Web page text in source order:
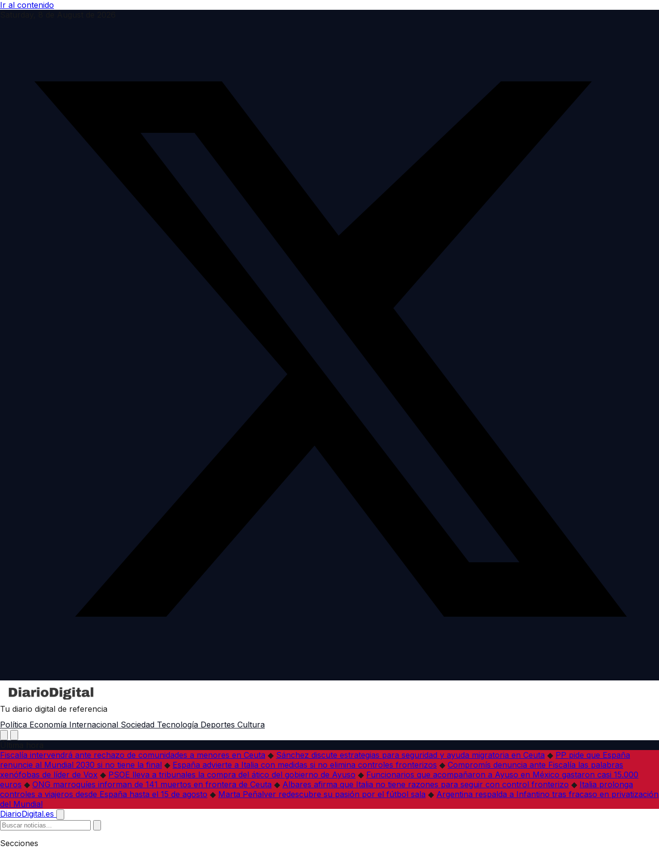
Ir al contenido
Tu diario digital de referencia
Política Economía Internacional Sociedad Tecnología Deportes Cultura
Fiscalía intervendrá ante rechazo de comunidades a menores en Ceuta ◆ Sánchez discute estrategias para seguridad y ayuda migratoria en Ceuta ◆ PP pide que España
renuncie al Mundial 2030 si no tiene la final ◆ España advierte a Italia con medidas si no elimina controles fronterizos ◆ Compromís denuncia ante Fiscalía las palabras
xenófobas de líder de Vox ◆ PSOE lleva a tribunales la compra del ático del gobierno de Ayuso ◆ Funcionarios que acompañaron a Ayuso en México gastaron casi 15.000
euros ◆ ONG marroquíes informan de 141 muertos en frontera de Ceuta ◆ Albares afirma que Italia no tiene razones para seguir con control fronterizo ◆ Italia prolonga
controles a viajeros desde España hasta el 15 de agosto ◆ Marta Peñalver redescubre su pasión por el fútbol sala ◆ Argentina respalda a Infantino tras fracaso en privatización
del Mundial
DiarioDigital.es
Secciones